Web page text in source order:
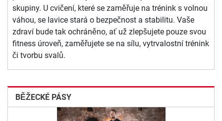
skupiny. U cvičení, které se zaměřuje na trénink s volnou
váhou, se lavice stará o bezpečnost a stabilitu. Vaše
zdraví bude tak ochráněno, ať už zlepšujete pouze svou
fitness úroveň, zaměřujete se na sílu, vytrvalostní trénink
či tvorbu svalů.
BĚŽECKÉ PÁSY